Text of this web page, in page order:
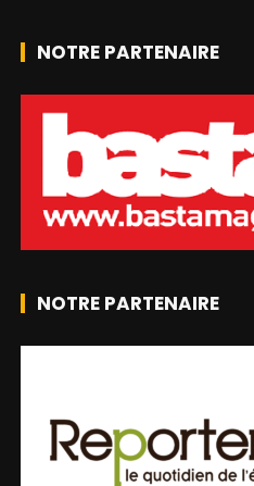
NOTRE PARTENAIRE
NOTRE PARTENAIRE